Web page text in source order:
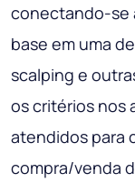
conectando-se
base em uma
scalping e
os critérios nos
atendidos para
compra/venda